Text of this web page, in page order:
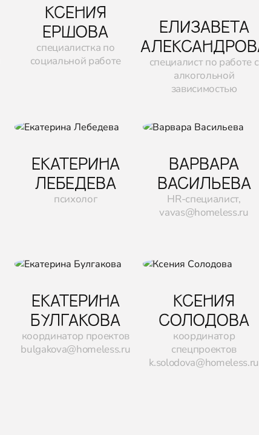
КСЕНИЯ
ЕРШОВА
специалистка по
социальной работе
ЕЛИЗАВЕТА
специалист по работе с
алкогольной
зависимостью
ЕКАТЕРИНА
ЛЕБЕДЕВА
психолог
ВАРВАРА
ВАСИЛЬЕВА
HR-специалист,
vavas@homeless.ru
ЕКАТЕРИНА
БУЛГАКОВА
координатор проектов
bulgakova@homeless.ru
КСЕНИЯ
СОЛОДОВА
координатор
спецпроектов
k.solodova@homeless.ru